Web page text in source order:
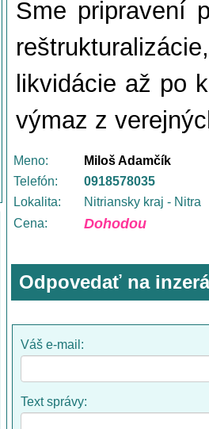
Sme pripravení
likvidácie až po
výmaz z
Meno:
Miloš Adamčík
Telefón:
0918578035
Lokalita:
Nitriansky kraj - Nitra
Cena:
Dohodou
Odpovedať na
Váš e-mail:
Text správy: